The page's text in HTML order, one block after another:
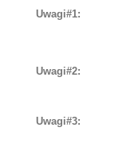
Uwagi#1:
Uwagi#2:
Uwagi#3: